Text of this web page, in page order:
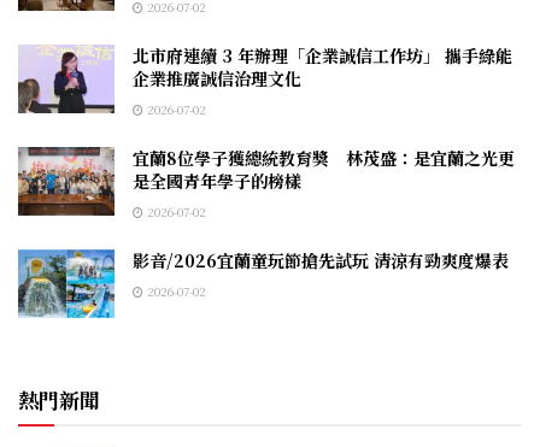
2026-07-02
北市府連續 3 年辦理「企業誠信工作坊」 攜手綠能
企業推廣誠信治理文化
2026-07-02
宜蘭8位學子獲總統教育獎 林茂盛：是宜蘭之光更
是全國青年學子的榜樣
2026-07-02
影音/2026宜蘭童玩節搶先試玩 清涼有勁爽度爆表
2026-07-02
熱門新聞